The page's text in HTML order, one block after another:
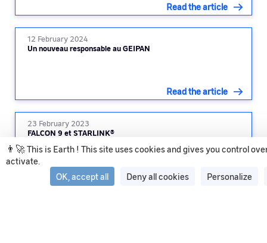
👨‍🚀 This is Earth ! This site uses cookies and gives you control
activate.
OK, accept all
Deny all cookies Personalize
Read the article
12 February 2024
Un nouveau responsable au GEIPAN
Read the article
23 February 2023
FALCON 9 et STARLINK®
Read the article